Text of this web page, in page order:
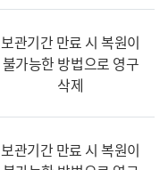
보관기간 만료 시 복원이
불가능한 방법으로 영구
삭제
보관기간 만료 시 복원이